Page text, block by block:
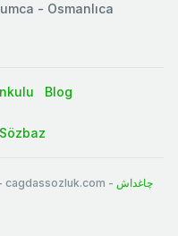
- Osmanlıca
Blog
Sözbaz
cagdassozluk.com - چاغداش